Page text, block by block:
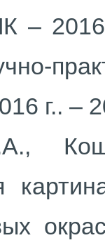
–
г.. –